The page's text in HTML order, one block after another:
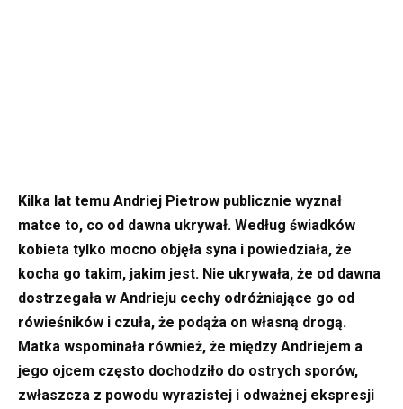
Kilka lat temu Andriej Pietrow publicznie wyznał
matce to, co od dawna ukrywał. Według świadków
kobieta tylko mocno objęła syna i powiedziała, że
kocha go takim, jakim jest. Nie ukrywała, że od dawna
dostrzegała w Andrieju cechy odróżniające go od
rówieśników i czuła, że podąża on własną drogą.
Matka wspominała również, że między Andriejem a
jego ojcem często dochodziło do ostrych sporów,
zwłaszcza z powodu wyrazistej i odważnej ekspresji